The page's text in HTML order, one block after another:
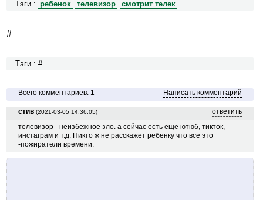
Тэги : ребенок телевизор смотрит телек
#
Тэги : #
Всего комментариев: 1 Написать комментарий
стив (2021-03-05 14:36:05)
ответить
телевизор - неизбежное зло. а сейчас есть еще ютюб, тикток,
инстаграм и т.д. Никто ж не расскажет ребенку что все это
-пожиратели времени.